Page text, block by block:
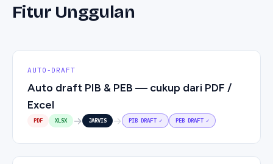
Fitur Unggulan
AUTO-DRAFT
Auto draft PIB & PEB — cukup dari PDF /
Excel
PDF XLSX → JARVIS → PIB DRAFT ✓ PEB DRAFT ✓